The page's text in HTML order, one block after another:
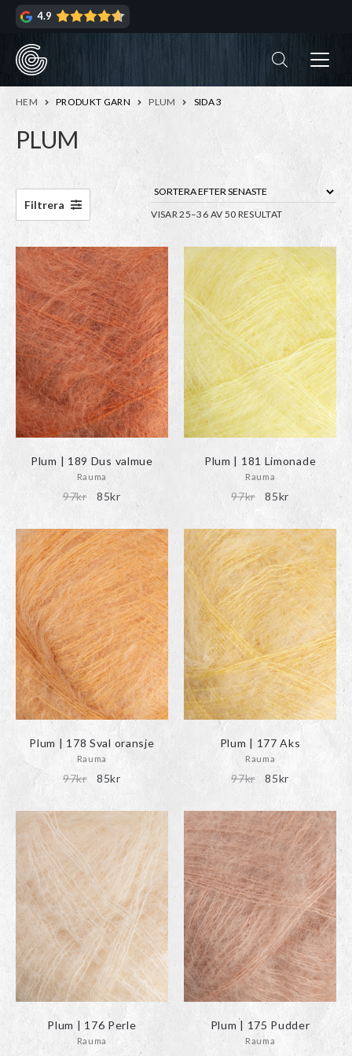
Hoppa
navigering
Hoppa
innehåll
4.9
HEM PRODUKT GARN PLUM SIDA 3
PLUM
VISAR 25–36 AV 50 RESULTATSORTERA
Filtrera
Plum | 189 Dus valmue
Rauma
97kr
Det
priset
var:
97kr.
85krDet
priset
är:
85kr.
Plum | 181 Limonade
Rauma
97kr
Det
priset
var:
97kr.
85kr
priset
är:
85kr.
Plum | 178 Sval oransje
Rauma
97kr
Det
priset
var:
97kr.
85krDet
priset
är:
85kr.
Plum | 177 Aks
Rauma
97kr
Det
priset
var:
97kr.
85kr
priset
är:
85kr.
Plum | 176 Perle
Rauma
Plum | 175 Pudder
Rauma